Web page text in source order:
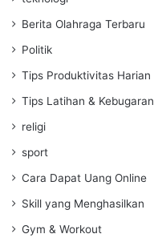
Berita Olahraga Terbaru
Politik
Tips Produktivitas Harian
Tips Latihan & Kebugaran
religi
sport
Cara Dapat Uang Online
Skill yang Menghasilkan
Gym & Workout